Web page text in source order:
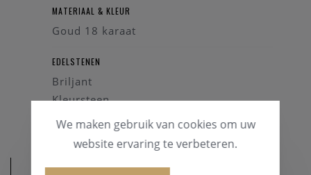
MATERIAAL & KLEUR
Goud 18 karaat
EDELSTENEN
Briljant
Kleursteen
We maken gebruik van cookies om uw
website ervaring te verbeteren.